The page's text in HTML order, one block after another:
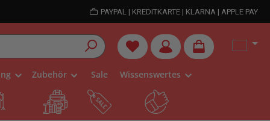
PAYPAL | KREDITKARTE | KLARNA | APPLE PAY
Du hast 0 Produkte auf dem
Zubehör Sale Wissenswertes